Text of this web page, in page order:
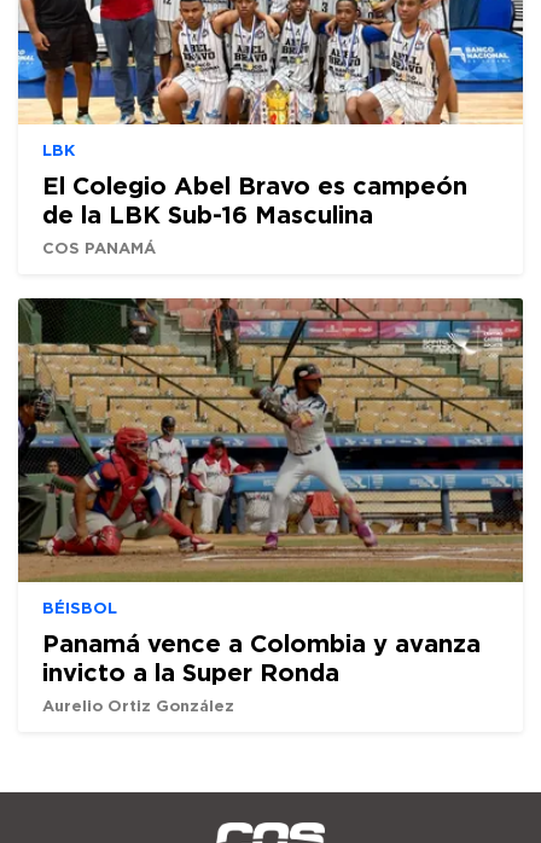
LBK
El Colegio Abel Bravo es campeón
de la LBK Sub-16 Masculina
COS PANAMÁ
BÉISBOL
Panamá vence a Colombia y avanza
invicto a la Super Ronda
Aurelio Ortiz González